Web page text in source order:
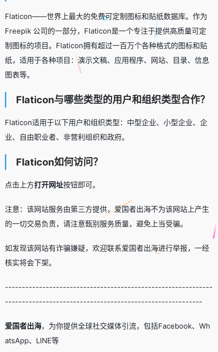
Flaticon——世界上最大的免费可定制图标和贴纸数据库。作为
Freepik 公司的一部分，Flaticon是一个专注于提供高质量可定
制图标的项目。Flaticon拥有超过一百万个各种格式的图标和贴
纸，适用于各种项目：演示文稿、应用程序、网站、目录、信息
图表等。
Flaticon与哪些类型的用户和组织类型合作？
Flaticon适用于以下用户和组织类型：中型企业、小型企业、企
业、自由职业者、非营利组织和政府。
Flaticon如何访问？
点击上方打开网址按钮即可。
注意：该网站服务由第三方提供，爱国者出海不为该网站上产生
的一切交易负责，请注意甄别服务质量，避免上当受骗。
如发现该网站有诈骗嫌疑，欢迎联系爱国者出海进行举报，一经
核实将会下架。
-------------------------------------------------------------
----------------------------------------------------------
爱国者出海，为你提供全球社交媒体引流，包括Facebook、Wh
atsApp、LINE等